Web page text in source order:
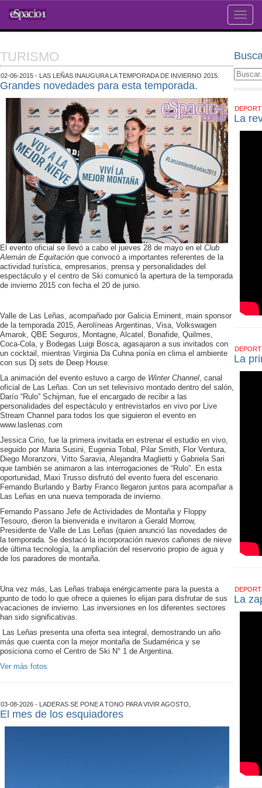
Toggle
TURISMO
02-06-2015 - LAS LEÑAS INAUGURA LA TEMPORADA DE INVIERNO 2015.
Grandes novedades para esta temporada.
El evento oficial se llevó a cabo el jueves 28 de mayo en el Club
Alemán de Equitación que convocó a importantes referentes de la
actividad turística, empresarios, prensa y personalidades del
espectáculo y el centro de Ski comunicó la apertura de la temporada
de invierno 2015 con fecha el 20 de junio.
Valle de Las Leñas, acompañado por Galicia Eminent, main sponsor
de la temporada 2015, Aerolíneas Argentinas, Visa, Volkswagen
Amarok, QBE Seguros, Montagne, Alcatel, Bonafide, Quilmes,
Coca-Cola, y Bodegas Luigi Bosca, agasajaron a sus invitados con
un cocktail, mientras Virginia Da Cuhna ponía en clima el ambiente
con sus Dj sets de Deep House.
La animación del evento estuvo a cargo de Winter Channel, canal
oficial de Las Leñas. Con un set televisivo montado dentro del salón,
Darío “Rulo” Schijman, fue el encargado de recibir a las
personalidades del espectáculo y entrevistarlos en vivo por Live
Stream Channel para todos los que siguieron el evento en
www.laslenas.com
Jessica Cirio, fue la primera invitada en estrenar el estudio en vivo,
seguido por Maria Susini, Eugenia Tobal, Pilar Smith, Flor Ventura,
Diego Moranzoni, Vitto Saravia, Alejandra Maglietti y Gabriela Sari
que también se animaron a las interrogaciones de “Rulo”. En esta
oportunidad, Maxi Trusso disfrutó del evento fuera del escenario.
Fernando Burlando y Barby Franco llegaron juntos para acompañar a
Las Leñas en una nueva temporada de invierno.
Fernando Passano Jefe de Actividades de Montaña y Floppy
Tesouro, dieron la bienvenida e invitaron a Gerald Morrow,
Presidente de Valle de Las Leñas (quien anunció las novedades de
la temporada. Se destacó la incorporación nuevos cañones de nieve
de última tecnología, la ampliación del reservorio propio de agua y
de los paradores de montaña.
Una vez más, Las Leñas trabaja enérgicamente para la puesta a
punto de todo lo que ofrece a quienes lo elijan para disfrutar de sus
vacaciones de invierno. Las inversiones en los diferentes sectores
han sido significativas.
Las Leñas presenta una oferta sea integral, demostrando un año
más que cuenta con la mejor montaña de Sudamérica y se
posiciona como el Centro de Ski N° 1 de Argentina.
Ver más fotos
03-08-2026 - LADERAS SE PONE A TONO PARA VIVIR AGOSTO,
El mes de los esquiadores
La
La
La